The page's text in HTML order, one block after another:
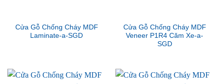
Cửa Gỗ Chống Cháy MDF
Laminate-a-SGD
Cửa Gỗ Chống Cháy MDF
Veneer P1R4 Căm Xe-a-
SGD